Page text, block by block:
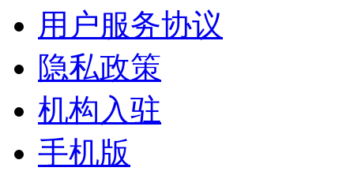
用户服务协议
隐私政策
机构入驻
手机版